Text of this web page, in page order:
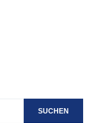
SUCHEN